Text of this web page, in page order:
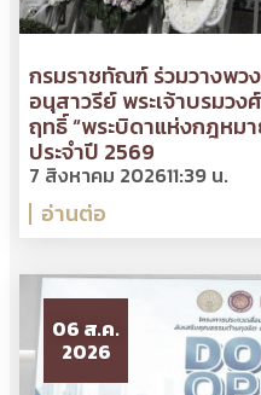
กรมราชทัณฑ์ ร่วมวางพว
อนุสาวรีย์ พระเจ้าบรมวง
ฤทธิ์ “พระบิดาแห่งกฎหม
ประจำปี 2569
7 สิงหาคม 202611:39 น.
อ่านต่อ
06 ส.ค.
2026